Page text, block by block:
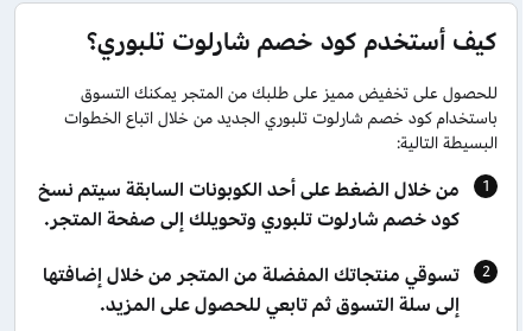
كيف أستخدم كود خصم شارلوت تلبوري؟
للحصول على تخفيض مميز على طلبك من المتجر يمكنك التسوق
باستخدام كود خصم شارلوت تلبوري الجديد من خلال اتباع الخطوات
البسيطة التالية:
من خلال الضغط على أحد الكوبونات السابقة سيتم نسخ
كود خصم شارلوت تلبوري وتحويلك إلى صفحة المتجر.
تسوقي منتجاتك المفضلة من المتجر من خلال إضافتها
إلى سلة التسوق ثم تابعي للحصول على المزيد.